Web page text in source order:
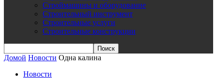
Строймашины и оборудование
Строительный инструмент
Строительные услуги
Строительные конструкции
Домой Новости Одна калина
Новости